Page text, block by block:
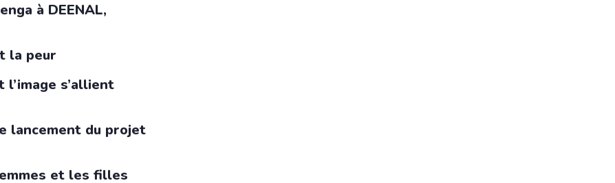
à DEENAL,
la peur
l’image s’allient
lancement du projet
et les filles